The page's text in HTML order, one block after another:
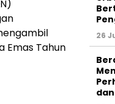
Emas Tahun
26